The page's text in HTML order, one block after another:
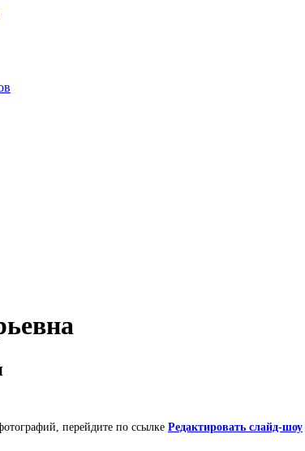
перейдите по ссылке Редактировать слайд-шоу